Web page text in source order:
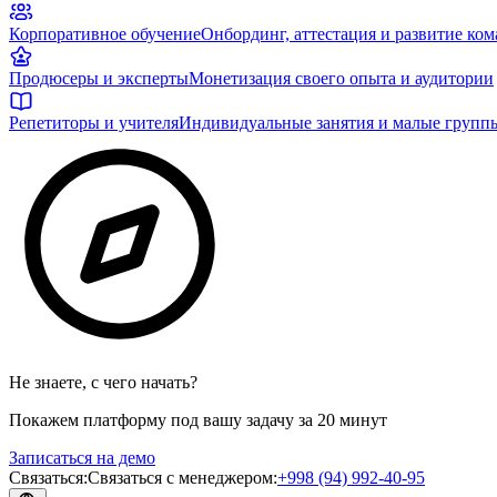
Корпоративное обучениеОнбординг, аттестация и развитие
Продюсеры и экспертыМонетизация своего опыта и аудитории
Репетиторы и учителяИндивидуальные занятия и малые
Не знаете, с чего начать?
Покажем платформу под вашу задачу за 20 минут
Записаться на демо
Связаться:Связаться с менеджером:+998 (94) 992-40-95